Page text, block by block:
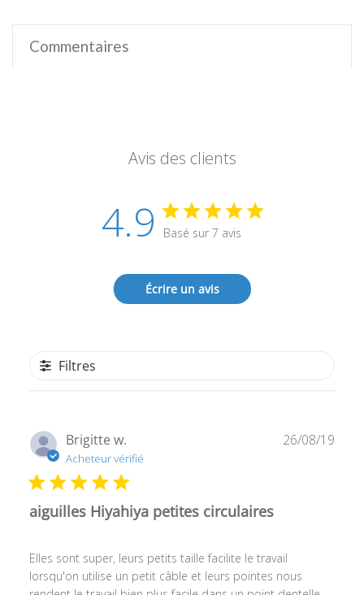
Commentaires
Avis des clients
4.9 Basé sur 7 avis
Écrire un avis
Filtres
Brigitte w.
Acheteur vérifié
aiguilles Hiyahiya petites circulaires
Elles sont super, leurs petits taille facilite le travail
lorsqu'on utilise un petit câble et leurs pointes nous
26/08/19